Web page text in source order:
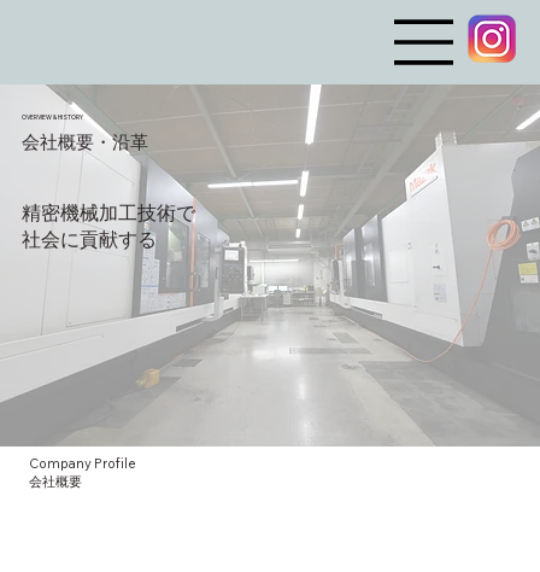
OVERVIEW & HISTORY
​会社概要・沿革
精密機械加工技術で​
社会に貢献する​
Company Profile
会社概要